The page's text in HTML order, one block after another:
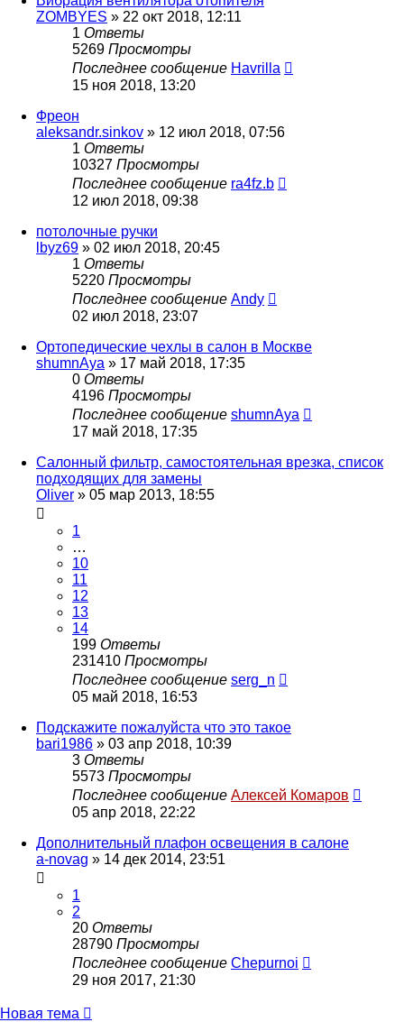
ZOMBYES » 22 окт 2018, 12:11
1 Ответы
5269 Просмотры
Последнее сообщение Havrilla
15 ноя 2018, 13:20
Фреон
aleksandr.sinkov » 12 июл 2018, 07:56
1 Ответы
10327 Просмотры
Последнее сообщение ra4fz.b
12 июл 2018, 09:38
потолочные ручки
lbyz69 » 02 июл 2018, 20:45
1 Ответы
5220 Просмотры
Последнее сообщение Andy
02 июл 2018, 23:07
Ортопедические чехлы в салон в Москве
shumnAya » 17 май 2018, 17:35
0 Ответы
4196 Просмотры
Последнее сообщение shumnAya
17 май 2018, 17:35
Салонный фильтр, самостоятельная врезка, список
подходящих для замены
Oliver » 05 мар 2013, 18:55
1
…
10
11
12
13
14
199 Ответы
231410 Просмотры
Последнее сообщение serg_n
05 май 2018, 16:53
Подскажите пожалуйста что это такое
bari1986 » 03 апр 2018, 10:39
3 Ответы
5573 Просмотры
Последнее сообщение Алексей Комаров
05 апр 2018, 22:22
Дополнительный плафон освещения в салоне
a-novag » 14 дек 2014, 23:51
1
2
20 Ответы
28790 Просмотры
Последнее сообщение Chepurnoi
29 ноя 2017, 21:30
Новая тема